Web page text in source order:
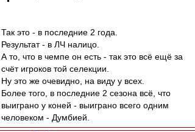
Так это - в последние 2 года.
Результат - в ЛЧ налицо.
А то, что в чемпе он есть - так это всё ещё за
счёт игроков той селекции.
Ну это же очевидно, на виду у всех.
Более того, в последние 2 сезона всё, что
выиграно у коней - выиграно всего одним
человеком - Думбией.